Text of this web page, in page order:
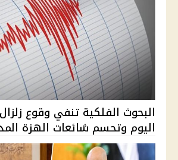
البحوث الفلكية تنفي وقوع
اليوم وتحسم شائعات الهزة